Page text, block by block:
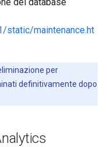
static/maintenance.ht
per
definitivamente dopo